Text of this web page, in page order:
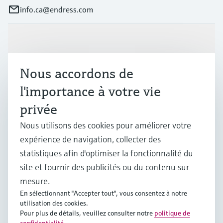
info.ca@endress.com
Industries
Support
Société
CAN •Français
Nous accordons de
l'importance à votre vie
privée
Nous utilisons des cookies pour améliorer votre
expérience de navigation, collecter des
statistiques afin d'optimiser la fonctionnalité du
site et fournir des publicités ou du contenu sur
mesure.
En sélectionnant "Accepter tout", vous consentez à notre
utilisation des cookies.
Pour plus de détails, veuillez consulter notre politique de